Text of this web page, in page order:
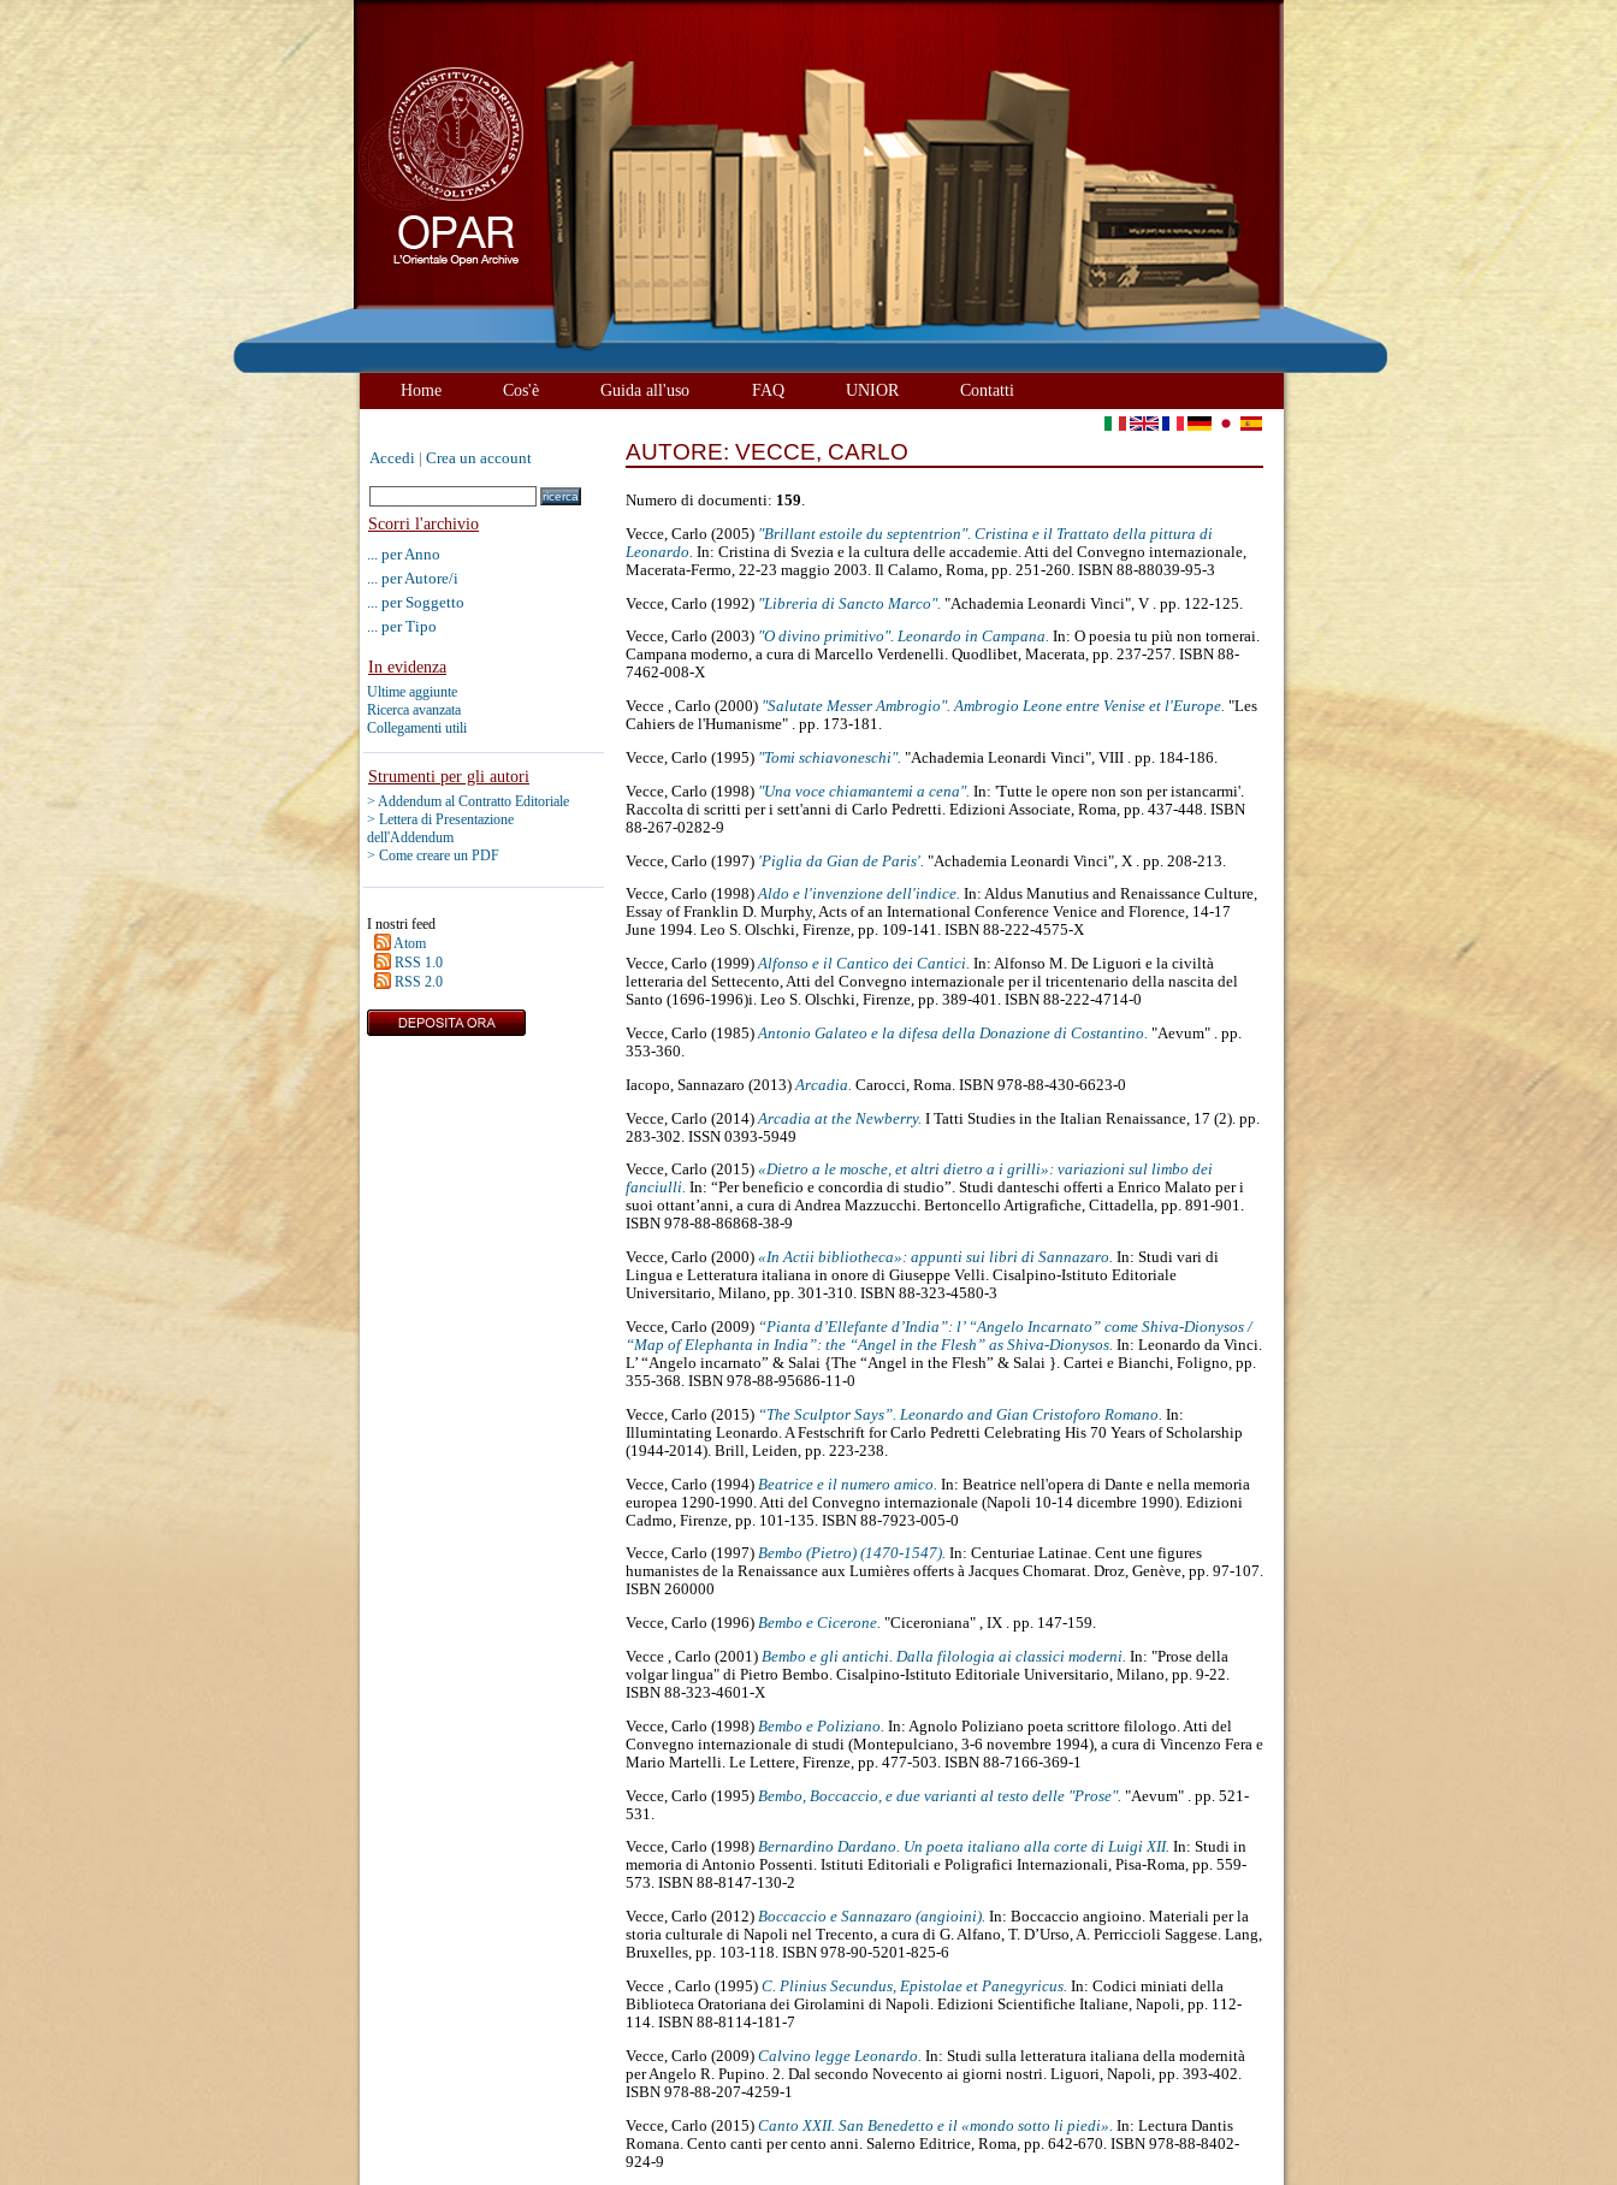
Home Cos'è Guida all'uso FAQ UNIOR Contatti
Accedi Crea un account
Scorri l'archivio
... per Anno
... per Autore/i
... per Soggetto
... per Tipo
In evidenza
Ultime aggiunte
Ricerca avanzata
Collegamenti utili
Strumenti per gli autori
> Addendum al Contratto Editoriale
> Lettera di Presentazione
dell'Addendum
> Come creare un PDF
I nostri feed
Atom
RSS 1.0
RSS 2.0
AUTORE: VECCE, CARLO
Numero di documenti: 159.
Vecce, Carlo (2005) "Brillant estoile du septentrion". Cristina e il Trattato della pittura di
Leonardo. In: Cristina di Svezia e la cultura delle accademie. Atti del Convegno internazionale,
Macerata-Fermo, 22-23 maggio 2003. Il Calamo, Roma, pp. 251-260. ISBN 88-88039-95-3
Vecce, Carlo (1992) "Libreria di Sancto Marco". "Achademia Leonardi Vinci", V . pp. 122-125.
Vecce, Carlo (2003) "O divino primitivo". Leonardo in Campana. In: O poesia tu più non tornerai.
Campana moderno, a cura di Marcello Verdenelli. Quodlibet, Macerata, pp. 237-257. ISBN 88-
7462-008-X
Vecce , Carlo (2000) "Salutate Messer Ambrogio". Ambrogio Leone entre Venise et l'Europe. "Les
Cahiers de l'Humanisme" . pp. 173-181.
Vecce, Carlo (1995) "Tomi schiavoneschi". "Achademia Leonardi Vinci", VIII . pp. 184-186.
Vecce, Carlo (1998) "Una voce chiamantemi a cena". In: 'Tutte le opere non son per istancarmi'.
Raccolta di scritti per i sett'anni di Carlo Pedretti. Edizioni Associate, Roma, pp. 437-448. ISBN
88-267-0282-9
Vecce, Carlo (1997) 'Piglia da Gian de Paris'. "Achademia Leonardi Vinci", X . pp. 208-213.
Vecce, Carlo (1998)Aldo e l'invenzione dell'indice. In: Aldus Manutius and Renaissance Culture,
Essay of Franklin D. Murphy, Acts of an International Conference Venice and Florence, 14-17
June 1994. Leo S. Olschki, Firenze, pp. 109-141. ISBN 88-222-4575-X
Vecce, Carlo (1999)Alfonso e il Cantico dei Cantici. In: Alfonso M. De Liguori e la civiltà
letteraria del Settecento, Atti del Convegno internazionale per il tricentenario della nascita del
Santo (1696-1996)i. Leo S. Olschki, Firenze, pp. 389-401. ISBN 88-222-4714-0
Vecce, Carlo (1985)Antonio Galateo e la difesa della Donazione di Costantino. "Aevum" . pp.
353-360.
Iacopo, Sannazaro (2013) Arcadia. Carocci, Roma. ISBN 978-88-430-6623-0
Vecce, Carlo (2014) Arcadia at the Newberry. I Tatti Studies in the Italian Renaissance, 17 (2). pp.
283-302. ISSN 0393-5949
Vecce, Carlo (2015) «Dietro a le mosche, et altri dietro a i grilli»: variazioni sul limbo dei
fanciulli. In: “Per beneficio e concordia di studio”. Studi danteschi offerti a Enrico Malato per i
suoi ottant’anni, a cura di Andrea Mazzucchi. Bertoncello Artigrafiche, Cittadella, pp. 891-901.
ISBN 978-88-86868-38-9
Vecce, Carlo (2000) «In Actii bibliotheca»: appunti sui libri di Sannazaro. In: Studi vari di
Lingua e Letteratura italiana in onore di Giuseppe Velli. Cisalpino-Istituto Editoriale
Universitario, Milano, pp. 301-310. ISBN 88-323-4580-3
Vecce, Carlo (2009) “Pianta d’Ellefante d’India”: l’ “Angelo Incarnato” come Shiva-Dionysos /
“Map of Elephanta in India”: the “Angel in the Flesh” as Shiva-Dionysos. In: Leonardo da Vinci.
L’ “Angelo incarnato” & Salai {The “Angel in the Flesh” & Salai }. Cartei e Bianchi, Foligno, pp.
355-368. ISBN 978-88-95686-11-0
Vecce, Carlo (2015) “The Sculptor Says”. Leonardo and Gian Cristoforo Romano. In:
Illumintating Leonardo. A Festschrift for Carlo Pedretti Celebrating His 70 Years of Scholarship
(1944-2014). Brill, Leiden, pp. 223-238.
Vecce, Carlo (1994) Beatrice e il numero amico. In: Beatrice nell'opera di Dante e nella memoria
europea 1290-1990. Atti del Convegno internazionale (Napoli 10-14 dicembre 1990). Edizioni
Cadmo, Firenze, pp. 101-135. ISBN 88-7923-005-0
Vecce, Carlo (1997) Bembo (Pietro) (1470-1547). In: Centuriae Latinae. Cent une figures
humanistes de la Renaissance aux Lumières offerts à Jacques Chomarat. Droz, Genève, pp. 97-107.
ISBN 260000
Vecce, Carlo (1996) Bembo e Cicerone. "Ciceroniana" , IX . pp. 147-159.
Vecce , Carlo (2001) Bembo e gli antichi. Dalla filologia ai classici moderni. In: "Prose della
volgar lingua" di Pietro Bembo. Cisalpino-Istituto Editoriale Universitario, Milano, pp. 9-22.
ISBN 88-323-4601-X
Vecce, Carlo (1998) Bembo e Poliziano. In: Agnolo Poliziano poeta scrittore filologo. Atti del
Convegno internazionale di studi (Montepulciano, 3-6 novembre 1994), a cura di Vincenzo Fera e
Mario Martelli. Le Lettere, Firenze, pp. 477-503. ISBN 88-7166-369-1
Vecce, Carlo (1995) Bembo, Boccaccio, e due varianti al testo delle "Prose". "Aevum" . pp. 521-
531.
Vecce, Carlo (1998) Bernardino Dardano. Un poeta italiano alla corte di Luigi XII. In: Studi in
memoria di Antonio Possenti. Istituti Editoriali e Poligrafici Internazionali, Pisa-Roma, pp. 559-
573. ISBN 88-8147-130-2
Vecce, Carlo (2012) Boccaccio e Sannazaro (angioini). In: Boccaccio angioino. Materiali per la
storia culturale di Napoli nel Trecento, a cura di G. Alfano, T. D’Urso, A. Perriccioli Saggese. Lang,
Bruxelles, pp. 103-118. ISBN 978-90-5201-825-6
Vecce , Carlo (1995) C. Plinius Secundus, Epistolae et Panegyricus. In: Codici miniati della
Biblioteca Oratoriana dei Girolamini di Napoli. Edizioni Scientifiche Italiane, Napoli, pp. 112-
114. ISBN 88-8114-181-7
Vecce, Carlo (2009) Calvino legge Leonardo. In: Studi sulla letteratura italiana della modernità
per Angelo R. Pupino. 2. Dal secondo Novecento ai giorni nostri. Liguori, Napoli, pp. 393-402.
ISBN 978-88-207-4259-1
Vecce, Carlo (2015) Canto XXII. San Benedetto e il «mondo sotto li piedi». In: Lectura Dantis
Romana. Cento canti per cento anni. Salerno Editrice, Roma, pp. 642-670. ISBN 978-88-8402-
924-9